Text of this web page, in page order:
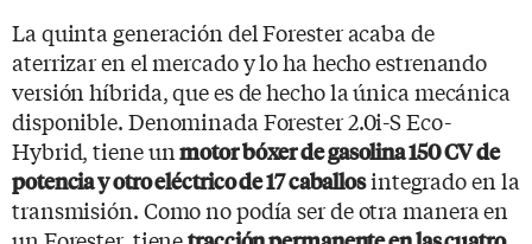
La quinta generación del Forester acaba de
aterrizar en el mercado y lo ha hecho estrenando
versión híbrida, que es de hecho la única mecánica
disponible. Denominada Forester 2.0i-S Eco-
Hybrid, tiene unmotor bóxer de gasolina 150 CV de
potencia y otro eléctrico de 17 caballosintegrado en la
transmisión. Como no podía ser de otra manera en